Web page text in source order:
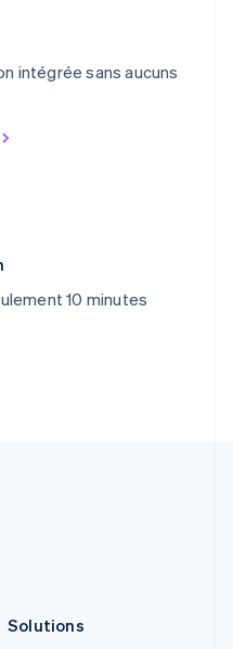
intégrée sans aucuns
10 minutes
Solutions